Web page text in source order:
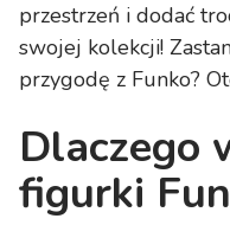
przestrzeń i dodać
swojej kolekcji!
przygodę z Funko?
Dlaczego
figurki